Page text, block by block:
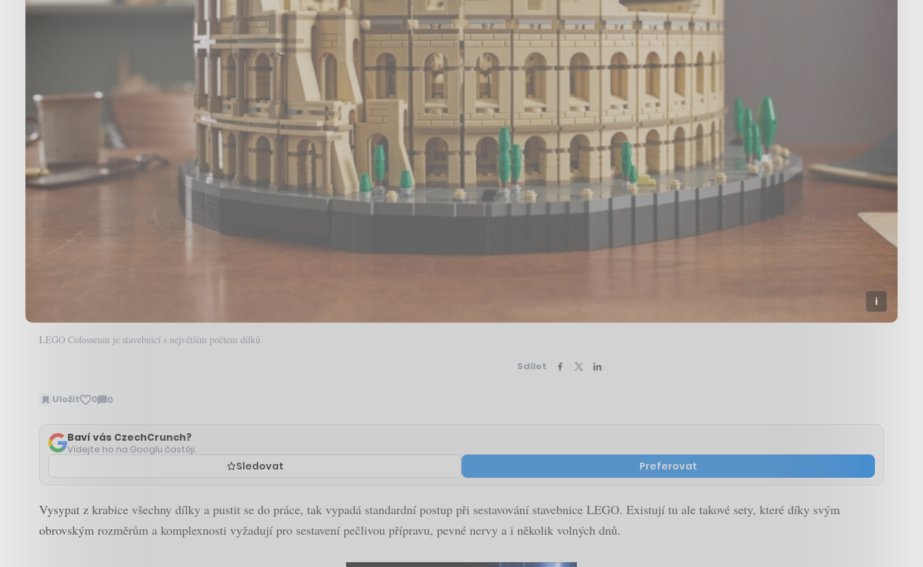
LEGO Colosseum je stavebnicí s největším počtem dílků
Sdílet
Uložit 0 0
Zobrazit
Baví vás CzechCrunch?
Vídejte ho na Googlu častěji.
Sledovat Preferovat
Vysypat z krabice všechny dílky a pustit se do práce, tak vypadá standardní postup při sestavování stavebnice LEGO. Existují tu ale takové sety, které díky svým
obrovským rozměrům a komplexnosti vyžadují pro sestavení pečlivou přípravu, pevné nervy a i několik volných dnů.